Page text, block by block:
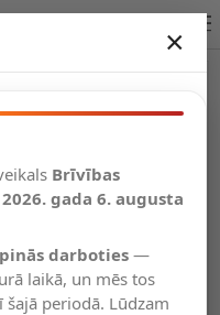
×
Brīvības
gada 6. augusta
darboties—
laikā, un mēs tos
periodā. Lūdzam